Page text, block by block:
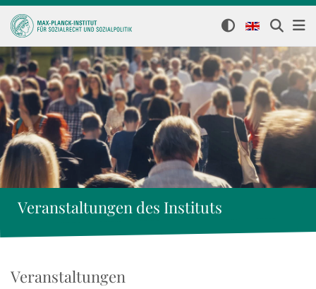
Veranstaltungen des Instituts
Veranstaltungen